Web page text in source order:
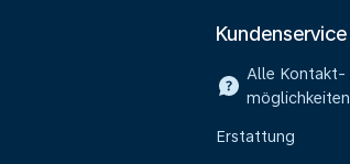
Kundenservice
Alle Kontakt-
möglichkeiten
Erstattung